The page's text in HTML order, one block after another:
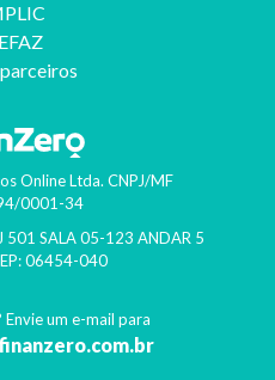
Online Ltda. CNPJ/MF
0001-34
SALA 05-123 ANDAR 5
06454-040
Envie um e-mail para